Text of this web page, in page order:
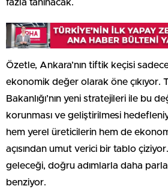
fazla tanınacak.
Özetle, Ankara’nın tiftik keçisi
ekonomik değer olarak öne çıkıyor.
Bakanlığı’nın yeni stratejileri ile bu
korunması ve geliştirilmesi
hem yerel üreticilerin hem de
açısından umut verici bir tablo
geleceği, doğru adımlarla daha
benziyor.